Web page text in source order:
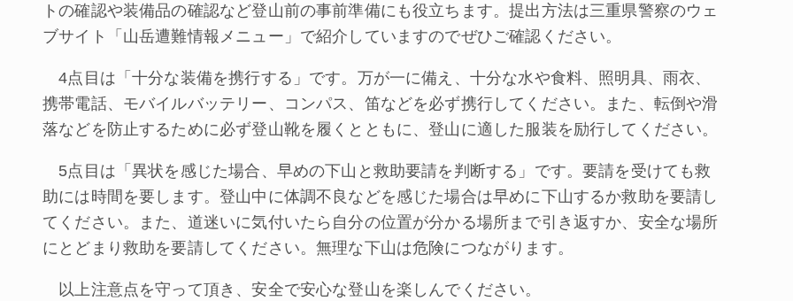
トの確認や装備品の確認など登山前の事前準備にも役立ちます。提出方法は三重県警察のウェ
ブサイト「山岳遭難情報メニュー」で紹介していますのでぜひご確認ください。
4点目は「十分な装備を携行する」です。万が一に備え、十分な水や食料、照明具、雨衣、
携帯電話、モバイルバッテリー、コンパス、笛などを必ず携行してください。また、転倒や滑
落などを防止するために必ず登山靴を履くとともに、登山に適した服装を励行してください。
5点目は「異状を感じた場合、早めの下山と救助要請を判断する」です。要請を受けても救
助には時間を要します。登山中に体調不良などを感じた場合は早めに下山するか救助を要請し
てください。また、道迷いに気付いたら自分の位置が分かる場所まで引き返すか、安全な場所
にとどまり救助を要請してください。無理な下山は危険につながります。
以上注意点を守って頂き、安全で安心な登山を楽しんでください。